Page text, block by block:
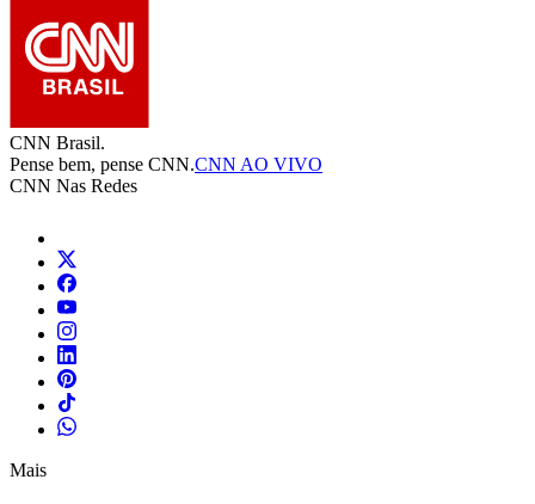
CNN Brasil.
Pense bem, pense CNN.CNN AO VIVO
CNN Nas Redes
Mais